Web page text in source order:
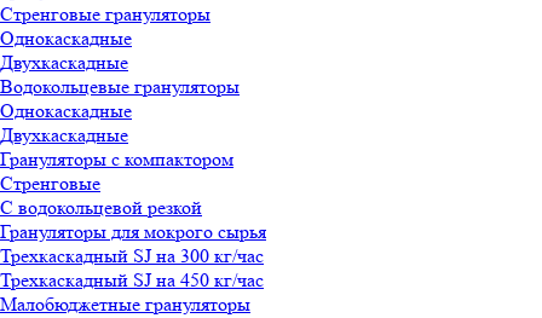
Стренговые грануляторы
Однокаскадные
Двухкаскадные
Водокольцевые грануляторы
Однокаскадные
Двухкаскадные
Грануляторы с компактором
Стренговые
С водокольцевой резкой
Грануляторы для мокрого сырья
Трехкаскадный SJ на 300 кг/час
Трехкаскадный SJ на 450 кг/час
Малобюджетные грануляторы